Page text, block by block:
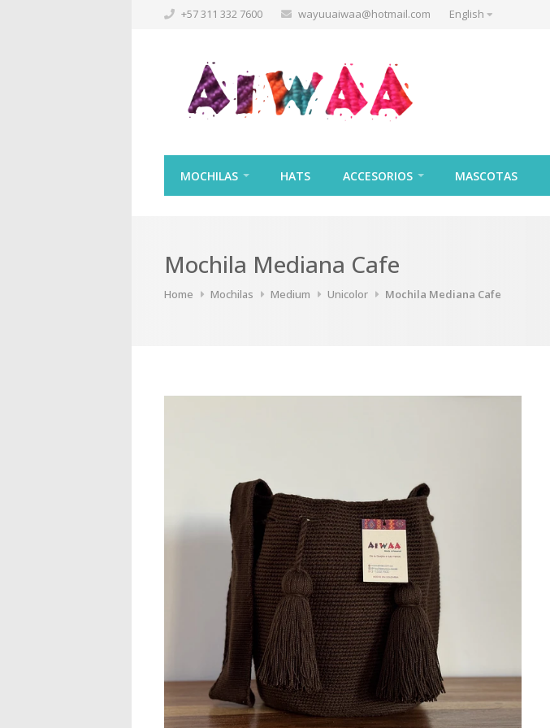
+57 311 332 7600 wayuuaiwaa@hotmail.com English
MOCHILAS HATS ACCESORIOS MASCOTAS
Mochila Mediana Cafe
Home Mochilas Medium Unicolor Mochila Mediana Cafe